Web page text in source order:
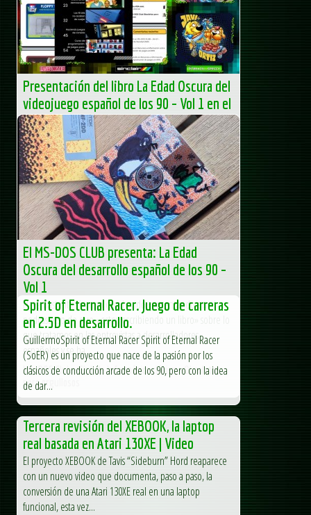
Presentación del libro La Edad Oscura del
videojuego español de los 90 – Vol 1 en el
canal de Javier Ortiz
Presentación del libro La Edad Oscura del videojuego
español de los 90 – Vol 1 en el canal de Javier Ortiz Hola,
os dejo la fantástica entrevista que me hizo mi...
MS-DOS Club - Club de Informática clásica - Obsoletos
pero orgullosos
El MS-DOS CLUB presenta: La Edad
Oscura del desarrollo español de los 90 –
Vol 1
Hace bastante tiempo que he ido comentando en el
podcast eso de que «estoy escribiendo un libro» sobre lo
que tratamos en las entrevistas a desarrolladores
españoles y se ha...
MS-DOS Club - Club de Informática clásica - Obsoletos
pero orgullosos
Spirit of Eternal Racer. Juego de carreras
en 2.5D en desarrollo.
GuillermoSpirit of Eternal Racer Spirit of Eternal Racer
(SoER) es un proyecto que nace de la pasión por los
clásicos de conducción arcade de los 90, pero con la idea
de dar...
Tercera revisión del XEBOOK, la laptop
real basada en Atari 130XE | Video
El proyecto XEBOOK de Tavis “Sideburn” Hord reaparece
con un nuevo video que documenta, paso a paso, la
conversión de una Atari 130XE real en una laptop
funcional, esta vez...